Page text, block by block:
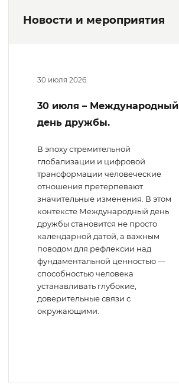
Новости и мероприятия
30 июля 2026
30 июля – Международный
день дружбы.
В эпоху стремительной
глобализации и цифровой
трансформации человеческие
отношения претерпевают
значительные изменения. В этом
контексте Международный день
дружбы становится не просто
календарной датой, а важным
поводом для рефлексии над
фундаментальной ценностью —
способностью человека
устанавливать глубокие,
доверительные связи с
окружающими.